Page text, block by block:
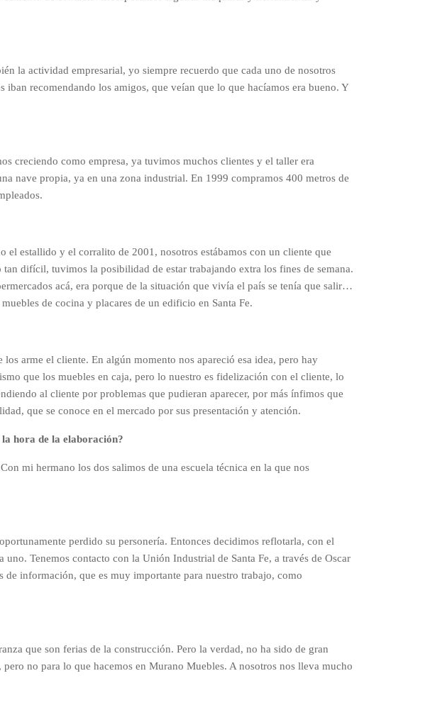
la actividad empresarial, yo siempre recuerdo que cada uno de nosotros
recomendando los amigos, que veían que lo que hacíamos era bueno. Y
creciendo como empresa, ya tuvimos muchos clientes y el taller era
nave propia, ya en una zona industrial. En 1999 compramos 400 metros de
el estallido y el corralito de 2001, nosotros estábamos con un cliente que
difícil, tuvimos la posibilidad de estar trabajando extra los fines de semana.
acá, era porque de la situación que vivía el país se tenía que salir…
de cocina y placares de un edificio en Santa Fe.
arme el cliente. En algún momento nos apareció esa idea, pero hay
que los muebles en caja, pero lo nuestro es fidelización con el cliente, lo
al cliente por problemas que pudieran aparecer, por más ínfimos que
que se conoce en el mercado por sus presentación y atención.
hora de la elaboración?
mi hermano los dos salimos de una escuela técnica en la que nos
perdido su personería. Entonces decidimos reflotarla, con el
Tenemos contacto con la Unión Industrial de Santa Fe, a través de Oscar
información, que es muy importante para nuestro trabajo, como
que son ferias de la construcción. Pero la verdad, no ha sido de gran
no para lo que hacemos en Murano Muebles. A nosotros nos lleva mucho